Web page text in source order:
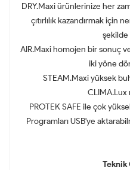
DRY.Maxi ürünlerinize her
çıtırlılık kazandırmak için
şekilde
AIR.Maxi homojen bir sonuç
iki yöne
STEAM.Maxi yüksek
PROTEK SAFE ile çok
Programları USB'ye
Teknik